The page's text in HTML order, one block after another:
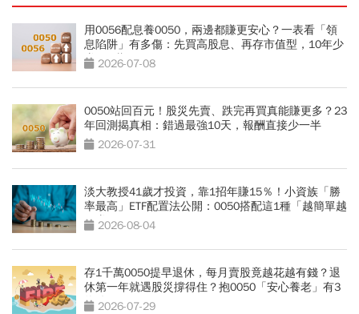
用0056配息養0050，兩邊都賺更安心？一表看「領
息陷阱」有多傷：先買高股息、再存市值型，10年少
賺330萬
2026-07-08
0050站回百元！股災先賣、跌完再買真能賺更多？23
年回測揭真相：錯過最強10天，報酬直接少一半
2026-07-31
淡大教授41歲才投資，靠1招年賺15％！小資族「勝
率最高」ETF配置法公開：0050搭配這1種「越簡單越
好賺」
2026-08-04
存1千萬0050提早退休，每月賣股竟越花越有錢？退
休第一年就遇股災撐得住？抱0050「安心養老」有3
條件2026-07-29